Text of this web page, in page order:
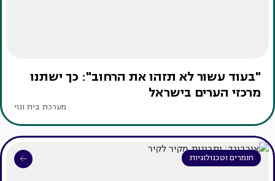
"בעוד עשור לא תזהו את הרחוב": כך ישתנו
מרכזי הערים בישראל
מערכת בית ונוי
חומרים וטכנולוגיות